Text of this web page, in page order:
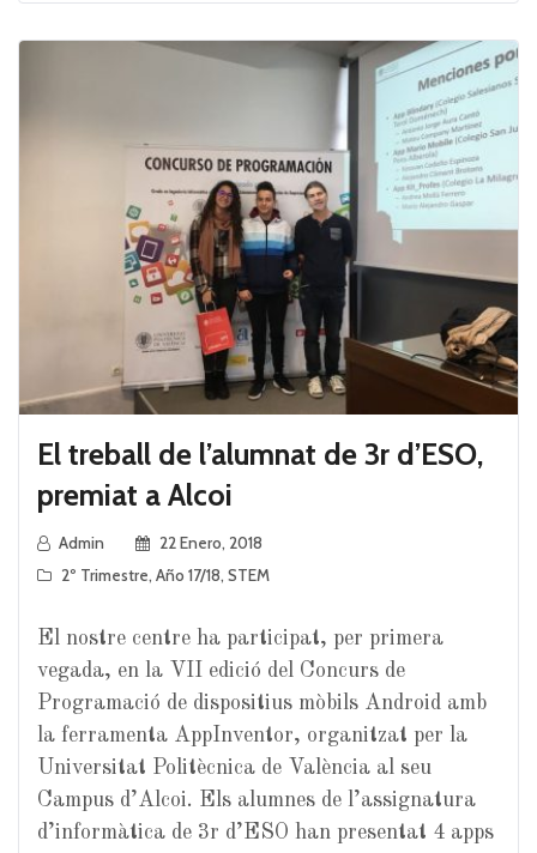
El treball de l’alumnat de 3r d’ESO,
premiat a Alcoi
Admin
22 Enero, 2018
2º Trimestre, Año 17/18, STEM
El nostre centre ha participat, per primera
vegada, en la VII edició del Concurs de
Programació de dispositius mòbils Android amb
la ferramenta AppInventor, organitzat per la
Universitat Politècnica de València al seu
Campus d’Alcoi. Els alumnes de l’assignatura
d’informàtica de 3r d’ESO han presentat 4 apps